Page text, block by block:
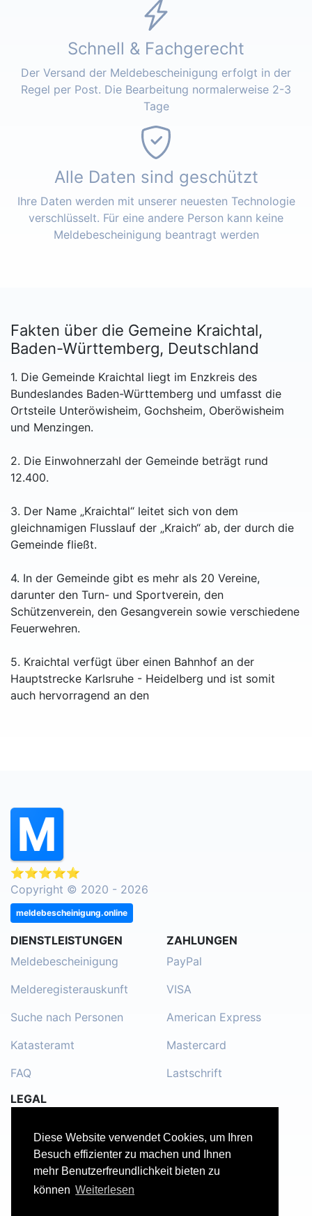
Diese Website verwendet Cookies, um Ihren
Besuch effizienter zu machen und Ihnen
mehr Benutzerfreundlichkeit bieten zu
können Weiterlesen
Schnell & Fachgerecht
Der Versand der Meldebescheinigung erfolgt in der
Regel per Post. Die Bearbeitung normalerweise 2-3
Tage
Alle Daten sind geschützt
Ihre Daten werden mit unserer neuesten Technologie
verschlüsselt. Für eine andere Person kann keine
Meldebescheinigung beantragt werden
Fakten über die Gemeine Kraichtal,
Baden-Württemberg, Deutschland
1. Die Gemeinde Kraichtal liegt im Enzkreis des
Bundeslandes Baden-Württemberg und umfasst die
Ortsteile Unteröwisheim, Gochsheim, Oberöwisheim
und Menzingen.
2. Die Einwohnerzahl der Gemeinde beträgt rund
12.400.
3. Der Name „Kraichtal“ leitet sich von dem
gleichnamigen Flusslauf der „Kraich“ ab, der durch die
Gemeinde fließt.
4. In der Gemeinde gibt es mehr als 20 Vereine,
darunter den Turn- und Sportverein, den
Schützenverein, den Gesangverein sowie verschiedene
Feuerwehren.
5. Kraichtal verfügt über einen Bahnhof an der
Hauptstrecke Karlsruhe - Heidelberg und ist somit
auch hervorragend an den
⭐⭐⭐⭐⭐
Copyright © 2020 - 2026
meldebescheinigung.online
DIENSTLEISTUNGEN
Meldebescheinigung
Melderegisterauskunft
Suche nach Personen
Katasteramt
FAQ
ZAHLUNGEN
PayPal
VISA
American Express
Mastercard
Lastschrift
LEGAL
Kontakt
Datenschutzerklärung